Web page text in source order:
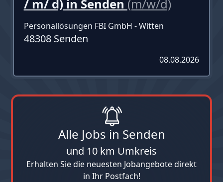
/ m/ d) in Senden (m/w/d)
Personallösungen FBI GmbH - Witten
48308 Senden
08.08.2026
Alle Jobs in Senden
und 10 km Umkreis
Erhalten Sie die neuesten Jobangebote direkt
in Ihr Postfach!